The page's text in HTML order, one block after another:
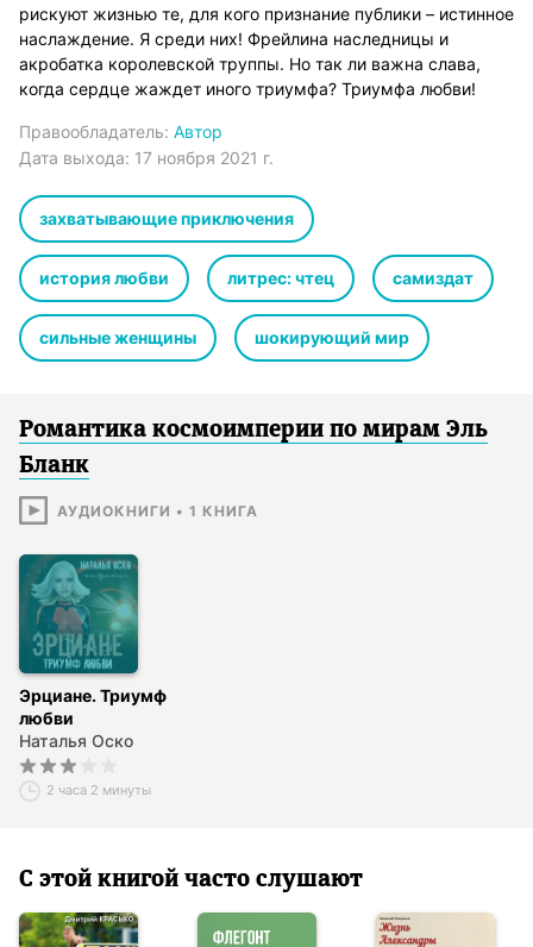
рискуют жизнью те, для кого признание публики – истинное
наслаждение. Я среди них! Фрейлина наследницы и
акробатка королевской труппы. Но так ли важна слава,
когда сердце жаждет иного триумфа? Триумфа любви!
Правообладатель: Автор
Дата выхода: 17 ноября 2021 г.
захватывающие приключения
история любви литрес: чтец самиздат
сильные женщины шокирующий мир
Романтика космоимперии по мирам Эль
Бланк
АУДИОКНИГИ • 1 КНИГА
Эрциане. Триумф
любви
Наталья Оско
2 часа 2 минуты
С этой книгой часто слушают